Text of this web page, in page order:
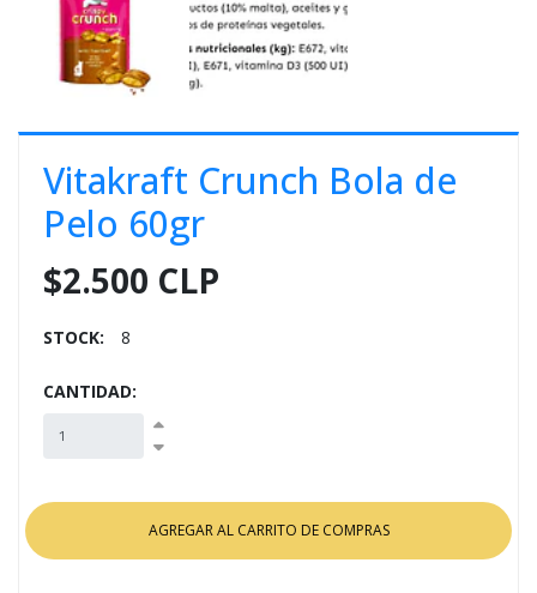
Vitakraft Crunch Bola de
Pelo 60gr
$2.500 CLP
STOCK: 8
CANTIDAD: